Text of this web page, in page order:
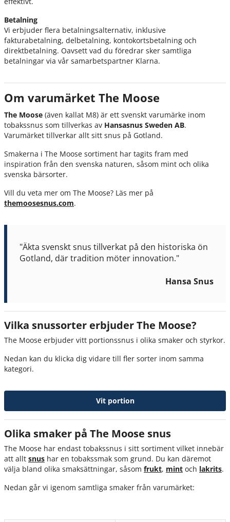
Betalning
Vi erbjuder flera betalningsalternativ, inklusive
fakturabetalning, delbetalning, kontokortsbetalning och
direktbetalning. Oavsett vad du föredrar sker samtliga
betalningar via vår samarbetspartner Klarna.
Om varumärket The Moose
The Moose (även kallat M8) är ett svenskt varumärke inom
tobakssnus som tillverkas av Hansasnus Sweden AB.
Varumärket tillverkar allt sitt snus på Gotland.
Smakerna i The Moose sortiment har tagits fram med
inspiration från den svenska naturen, såsom mint och olika
svenska bärsorter.
Vill du veta mer om The Moose? Läs mer på
themoosesnus.com.
"Äkta svenskt snus tillverkat på den historiska ön
Gotland, där tradition möter innovation."
Hansa Snus
Vilka snussorter erbjuder The Moose?
The Moose erbjuder vitt portionssnus i olika smaker och styrkor.
Nedan kan du klicka dig vidare till fler sorter inom samma
kategori.
Vit portion
Olika smaker på The Moose snus
The Moose har endast tobakssnus i sitt sortiment vilket innebär
att allt snus har en tobakssmak som grund. Du kan däremot
välja bland olika smaksättningar, såsom frukt, mint och lakrits.
Nedan går vi igenom samtliga smaker från varumärket: